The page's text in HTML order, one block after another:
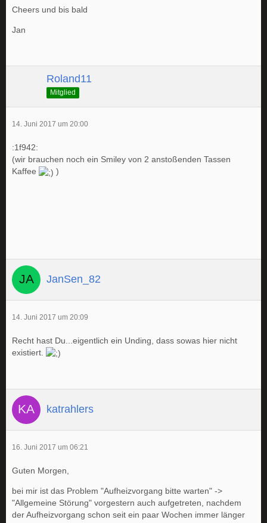
Cheers und bis bald
Jan
Roland11
Mitglied
14. Juni 2017 um 20:00
:1f942:
(wir brauchen noch ein Smiley von 2 anstoßenden Tassen
Kaffee
)
JanSen_82
14. Juni 2017 um 20:09
Recht hast Du...eigentlich ein Unding, dass sowas hier nicht
existiert.
katrahlers
16. Juni 2017 um 06:21
Guten Morgen,
bei mir ist das Problem "Aufheizvorgang bitte warten" ->
"Allgemeine Störung" vorgestern auch aufgetreten, nachdem
der Aufheizvorgang schon seit ein paar Wochen immer länger